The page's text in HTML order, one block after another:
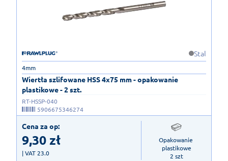
Stal
Wiertła szlifowane HSS 4x75 mm - opakowanie
plastikowe - 2 szt.
4mm
RT-HSSP-040
5906675346274
Cena za op:
9,30zł
| VAT 23.0
Opakowanie
plastikowe
2 szt